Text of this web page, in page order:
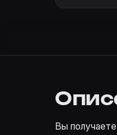
Вы